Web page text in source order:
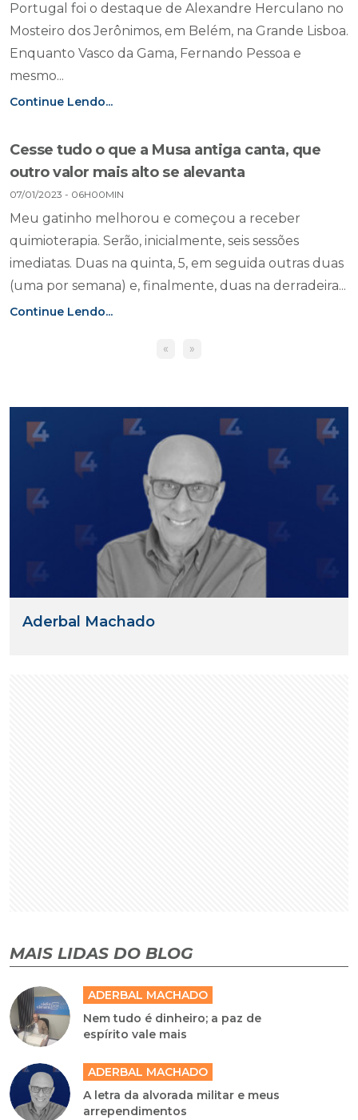
Portugal foi o destaque de Alexandre Herculano no
Mosteiro dos Jerônimos, em Belém, na Grande Lisboa.
Enquanto Vasco da Gama, Fernando Pessoa e
mesmo...
Continue Lendo...
Cesse tudo o que a Musa antiga canta, que
outro valor mais alto se alevanta
07/01/2023 - 06H00MIN
Meu gatinho melhorou e começou a receber
quimioterapia. Serão, inicialmente, seis sessões
imediatas. Duas na quinta, 5, em seguida outras duas
(uma por semana) e, finalmente, duas na derradeira...
Continue Lendo...
« »
Aderbal Machado
MAIS LIDAS DO BLOG
ADERBAL MACHADO
Nem tudo é dinheiro; a paz de
espírito vale mais
ADERBAL MACHADO
A letra da alvorada militar e meus
arrependimentos